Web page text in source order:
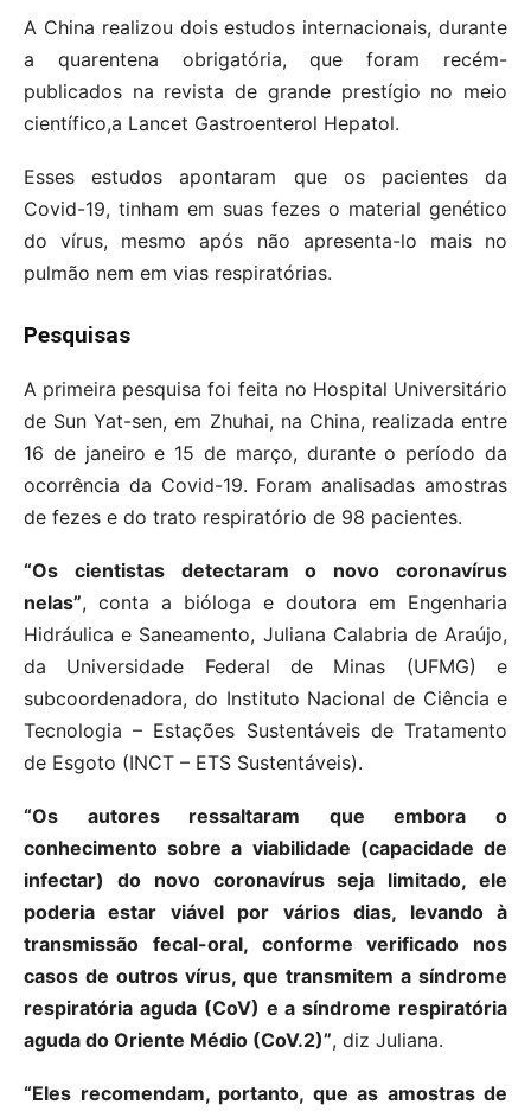
A China realizou dois estudos internacionais, durante
a quarentena obrigatória, que foram recém-
publicados na revista de grande prestígio no meio
científico,a Lancet Gastroenterol Hepatol.
Esses estudos apontaram que os pacientes da
Covid-19, tinham em suas fezes o material genético
do vírus, mesmo após não apresenta-lo mais no
pulmão nem em vias respiratórias.
Pesquisas
A primeira pesquisa foi feita no Hospital Universitário
de Sun Yat-sen, em Zhuhai, na China, realizada entre
16 de janeiro e 15 de março, durante o período da
ocorrência da Covid-19. Foram analisadas amostras
de fezes e do trato respiratório de 98 pacientes.
“Os cientistas detectaram o novo coronavírus
nelas”, conta a bióloga e doutora em Engenharia
Hidráulica e Saneamento, Juliana Calabria de Araújo,
da Universidade Federal de Minas (UFMG) e
subcoordenadora, do Instituto Nacional de Ciência e
Tecnologia – Estações Sustentáveis de Tratamento
de Esgoto (INCT – ETS Sustentáveis).
“Os autores ressaltaram que embora o
conhecimento sobre a viabilidade (capacidade de
infectar) do novo coronavírus seja limitado, ele
poderia estar viável por vários dias, levando à
transmissão fecal-oral, conforme verificado nos
casos de outros vírus, que transmitem a síndrome
respiratória aguda (CoV) e a síndrome respiratória
aguda do Oriente Médio (CoV.2)”, diz Juliana.
“Eles recomendam, portanto, que as amostras de